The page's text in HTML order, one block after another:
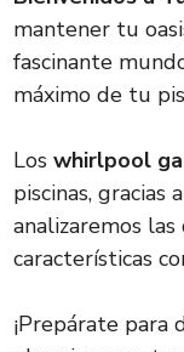
mantener tu
fascinante
máximo de tu
Los whirlpool
piscinas,
analizaremos
características
¡Prepárate para